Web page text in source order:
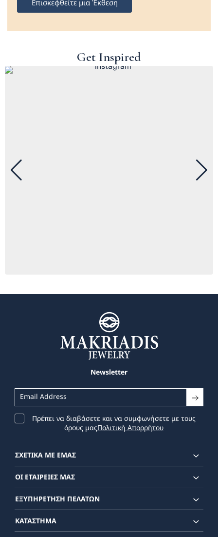
Επισκεφθείτε μια Έκθεση
Get Inspired
Newsletter
Πρέπει να διαβάσετε και να συμφωνήσετε με τους
όρους μαςΠολιτική Απορρήτου
ΣΧΕΤΙΚΑ ΜΕ ΕΜΑΣ
ΟΙ ΕΤΑΙΡΕΙΕΣ ΜΑΣ
ΕΞΥΠΗΡΕΤΗΣΗ ΠΕΛΑΤΩΝ
ΚΑΤΑΣΤΗΜΑ